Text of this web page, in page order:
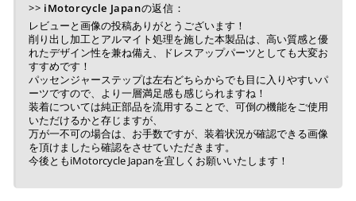
銀行振込(事前決済)
ご注文時に情報をお知らせ致しますので、指定の口座に
お振り込みください。
入金確認が取れ次第、商品を手配させて頂きます。
※ お支払期限はご注文日より7日以内とさせて頂いてお
せて頂きます。
>> iMotorcycle Japanの返信：
レビューと画像の投稿ありがとうございます！
削り出し加工とアルマイト処理を施した本製品は、高い質感と優
れたデザイン性を兼ね備え、ドレスアップパーツとしても大変お
すすめです！
パッセンジャーステップは左右どちらからでも目に入りやすいパ
ーツですので、より一層満足感も感じられますね！
装着については純正部品を流用することで、可倒の機能をご使用
いただけるかと存じますが、
万が一不可の場合は、お手数ですが、装着状況が確認できる画像
を頂けましたら確認をさせていただきます。
今後ともiMotorcycle Japanを宜しくお願いいたします！